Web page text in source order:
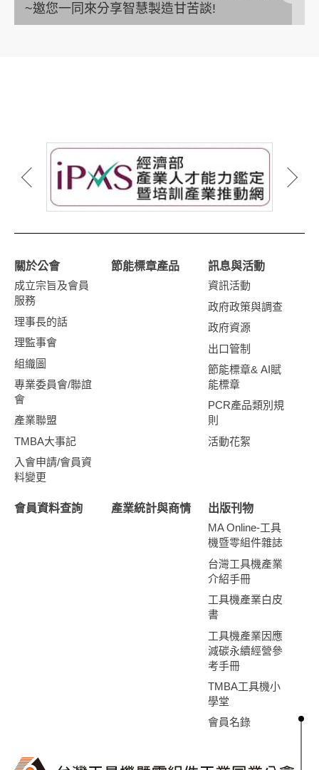
~邀您一同來分享智慧製造甘苦談!
關於公會
成立宗旨及會員
服務
理事長的話
理監事會
組織圖
專業委員會/聯誼
會
產業聯盟
TMBA大事記
入會申請/會員資
料變更
節能標章產品
訊息與活動
資訊活動
政府政策與調查
政府資源
出口管制
節能標章& AI賦
能標章
PCR產品類別規
則
活動花絮
會員資料查詢 產業統計與商情
出版刊物
MA Online-工具
機暨零組件雜誌
台灣工具機產業
介紹手冊
工具機產業白皮
書
工具機產業因應
減碳永續經營參
考手冊
TMBA工具機小
學堂
會員名錄